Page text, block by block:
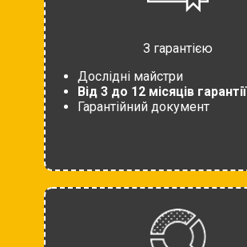
З гарантією
Дослідні майстри
Від 3 до 12 місяців гарантії
Гарантійний документ